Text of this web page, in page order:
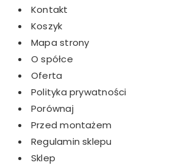
Kontakt
Koszyk
Mapa strony
O spółce
Oferta
Polityka prywatności
Porównaj
Przed montażem
Regulamin sklepu
Sklep